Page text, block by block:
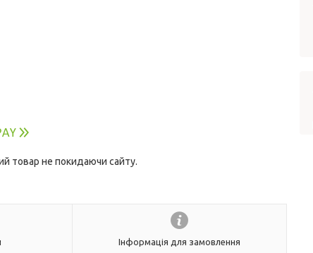
товар не покидаючи сайту.
Інформація для замовлення